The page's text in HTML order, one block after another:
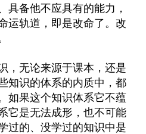
具备他不应具有的能力，
运轨道，即是改命了。改
，无论来源于课本，还是
知识的体系的内质中，都
如果这个知识体系它不蕴
它是无法成形，也不可能
过的、没学过的知识中是